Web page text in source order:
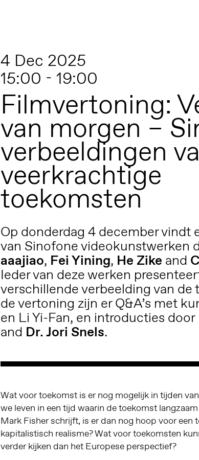
4 Dec 2025
15:00 - 19:00
Filmvertoning:
van morgen –
verbeeldingen
veerkrachtige
toekomsten
Op donderdag 4 december vindt
van Sinofone videokunstwerken
aaajiao, Fei Yining, He Zike and
Ieder van deze werken
verschillende verbeelding van de
de vertoning zijn er Q&A’s met
en Li Yi-Fan, en introducties door
and Dr. Jori Snels.
Wat voor toekomst is er nog mogelijk in tijden
we leven in een tijd waarin de toekomst
Mark Fisher schrijft, is er dan nog hoop voor een
kapitalistisch realisme? Wat voor toekomsten
verder kijken dan het Europese perspectief?